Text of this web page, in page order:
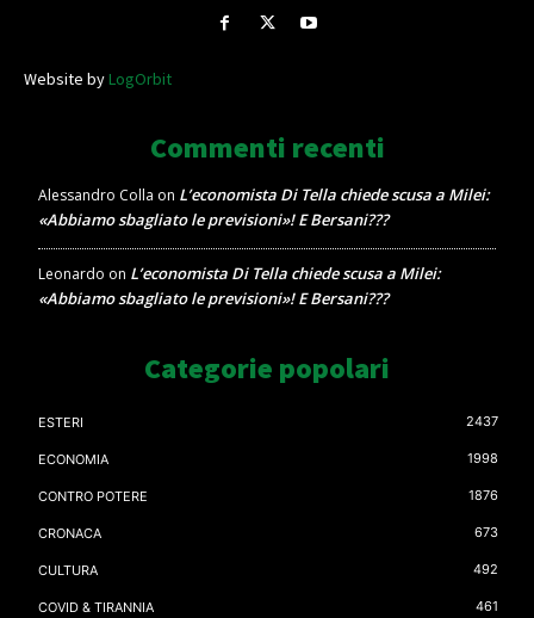
Website byLogOrbit
Commenti recenti
Alessandro Colla on L’economista Di Tella chiede scusa a Milei:
«Abbiamo sbagliato le previsioni»! E Bersani???
Leonardo on L’economista Di Tella chiede scusa a Milei:
«Abbiamo sbagliato le previsioni»! E Bersani???
Categorie popolari
ESTERI 2437
ECONOMIA 1998
CONTRO POTERE 1876
CRONACA 673
CULTURA 492
COVID & TIRANNIA 461